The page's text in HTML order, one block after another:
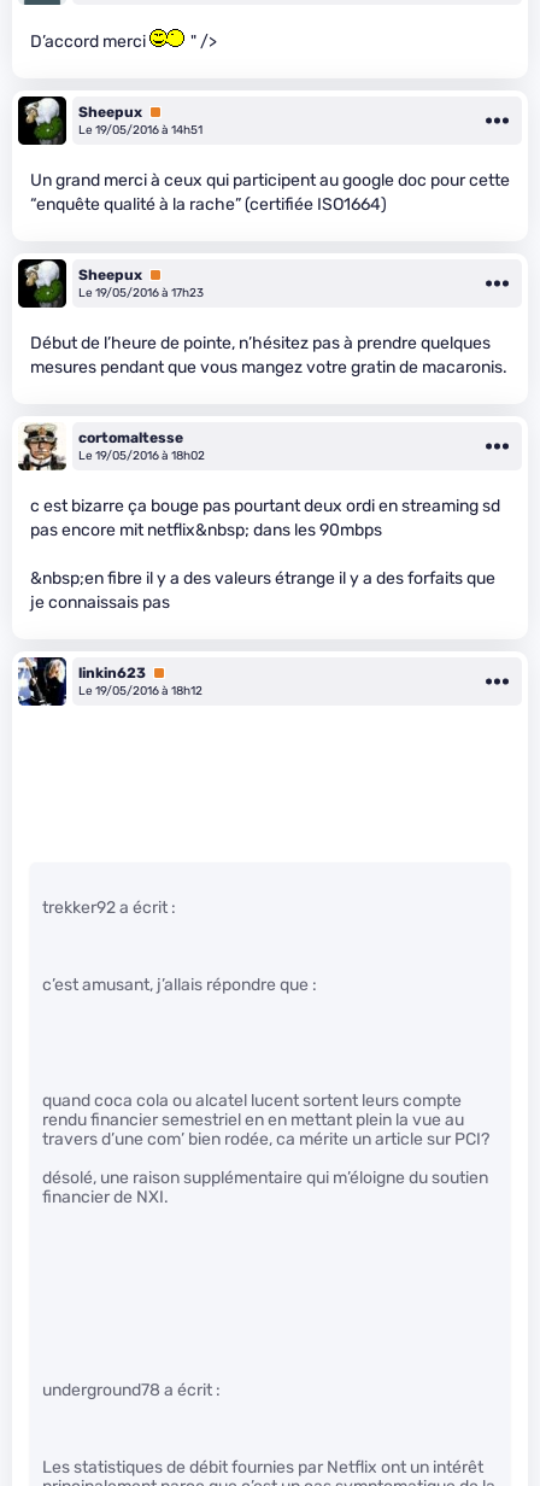
D’accord merci " />
Sheepux Premium
Le 19/05/2016 à 14h51
Un grand merci à ceux qui participent au google doc pour cette
“enquête qualité à la rache” (certifiée ISO1664)
Sheepux Premium
Le 19/05/2016 à 17h23
Début de l’heure de pointe, n’hésitez pas à prendre quelques
mesures pendant que vous mangez votre gratin de macaronis.
cortomaltesse
Le 19/05/2016 à 18h02
c est bizarre ça bouge pas pourtant deux ordi en streaming sd
pas encore mit netflix&nbsp; dans les 90mbps
&nbsp;en fibre il y a des valeurs étrange il y a des forfaits que
je connaissais pas
linkin623 Premium
Le 19/05/2016 à 18h12
trekker92 a écrit :
c’est amusant, j’allais répondre que :
quand coca cola ou alcatel lucent sortent leurs compte
rendu financier semestriel en en mettant plein la vue au
travers d’une com’ bien rodée, ca mérite un article sur PCI?
désolé, une raison supplémentaire qui m’éloigne du soutien
financier de NXI.
underground78 a écrit :
Les statistiques de débit fournies par Netflix ont un intérêt